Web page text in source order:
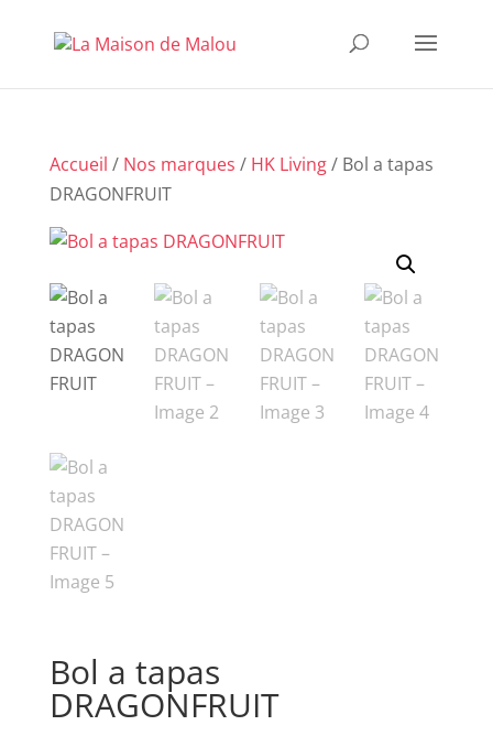
Accueil / Nos marques / HK Living/ Bol a tapas
DRAGONFRUIT
Bol a tapas
DRAGONFRUIT